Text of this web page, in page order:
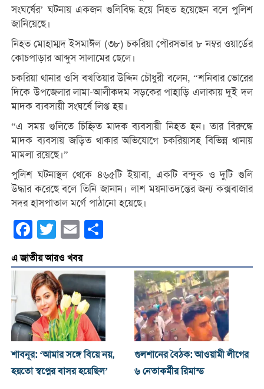
সংঘর্ষের’ ঘটনায় একজন গুলিবিদ্ধ হয়ে নিহত হয়েছেন বলে পুলিশ
জানিয়েছে।
নিহত মোহাম্মদ ইসমাঈল (৩৮) চকরিয়া পৌরসভার ৮ নম্বর ওয়ার্ডের
কোচপাড়ার আব্দুস সালামের ছেলে।
চকরিয়া থানার ওসি বখতিয়ার উদ্দিন চৌধুরী বলেন, “শনিবার ভোরের
দিকে উপজেলার লামা-আলীকদম সড়কের পাহাড়ি এলাকায় দুই দল
মাদক ব্যবসায়ী সংঘর্ষে লিপ্ত হয়।
“এ সময় গুলিতে চিহ্নিত মাদক ব্যবসায়ী নিহত হন। তার বিরুদ্ধে
মাদক ব্যবসায় জড়িত থাকার অভিযোগে চকরিয়াসহ বিভিন্ন থানায়
মামলা রয়েছে।”
পুলিশ ঘটনাস্থল থেকে ৪৬৫টি ইয়াবা, একটি বন্দুক ও দুটি গুলি
উদ্ধার করেছে বলে তিনি জানান। লাশ ময়নাতদন্তের জন্য কক্সবাজার
সদর হাসপাতাল মর্গে পাঠানো হয়েছে।
Facebook
Twitter Email
এ জাতীয় আরও খবর
শাবনূর: ‘আমার সঙ্গে বিয়ে নয়,
হয়তো স্বপ্নের বাসর হয়েছিল’
গুলশানের বৈঠক: আওয়ামী লীগের
৬ নেতাকর্মীর রিমান্ড